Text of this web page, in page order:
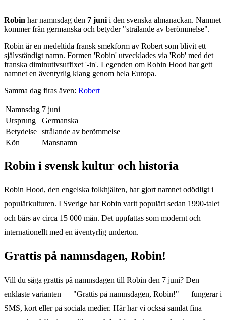
Robin har namnsdag den 7 juni i den svenska almanackan. Namnet
kommer från germanska och betyder "strålande av berömmelse".
Robin är en medeltida fransk smekform av Robert som blivit ett
självständigt namn. Formen 'Robin' utvecklades via 'Rob' med det
franska diminutivsuffixet '-in'. Legenden om Robin Hood har gett
namnet en äventyrlig klang genom hela Europa.
Samma dag firas även: Robert
Namnsdag 7 juni
Ursprung
Germanska
Betydelse strålande av berömmelse
Kön
Mansnamn
Robin i svensk kultur och historia
Robin Hood, den engelska folkhjälten, har gjort namnet odödligt i
populärkulturen. I Sverige har Robin varit populärt sedan 1990-talet
och bärs av circa 15 000 män. Det uppfattas som modernt och
internationellt med en äventyrlig underton.
Grattis på namnsdagen, Robin!
Vill du säga grattis på namnsdagen till Robin den 7 juni? Den
enklaste varianten — "Grattis på namnsdagen, Robin!" — fungerar i
SMS, kort eller på sociala medier. Här har vi också samlat fina